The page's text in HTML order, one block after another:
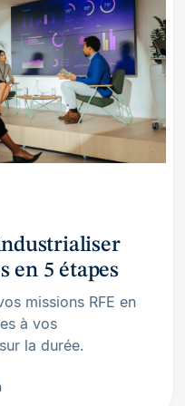
en 5 étapes
missions RFE en
à vos
la durée.